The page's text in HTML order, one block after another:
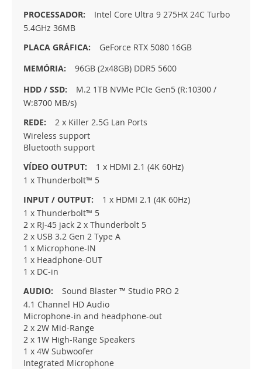
Intel Core Ultra 9 275HX 24C Turbo
5.4GHz 36MB
GeForce RTX 5080 16GB
96GB (2x48GB) DDR5 5600
M.2 1TB NVMe PCIe Gen5 (R:10300 /
W:8700 MB/s)
2 x Killer 2.5G Lan Ports
Wireless support
Bluetooth support
1 x HDMI 2.1 (4K 60Hz)
1 x Thunderbolt™ 5
1 x HDMI 2.1 (4K 60Hz)
1 x Thunderbolt™ 5
2 x RJ-45 jack 2 x Thunderbolt 5
2 x USB 3.2 Gen 2 Type A
1 x Microphone-IN
1 x Headphone-OUT
1 x DC-in
Sound Blaster ™ Studio PRO 2
4.1 Channel HD Audio
Microphone-in and headphone-out
2 x 2W Mid-Range
2 x 1W High-Range Speakers
1 x 4W Subwoofer
Integrated Microphone